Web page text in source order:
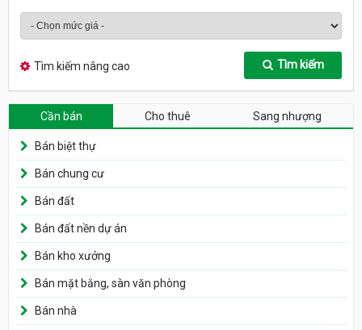
Tìm kiếm nâng cao Tìm kiếm
Cần bán Cho thuê Sang nhượng
Bán biệt thự
Bán chung cư
Bán đất
Bán đất nền dự án
Bán kho xưởng
Bán mặt bằng, sàn văn phòng
Bán nhà